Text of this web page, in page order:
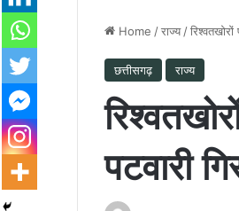
Home /राज्य /
छत्तीसगढ़ राज्य
पटवारी